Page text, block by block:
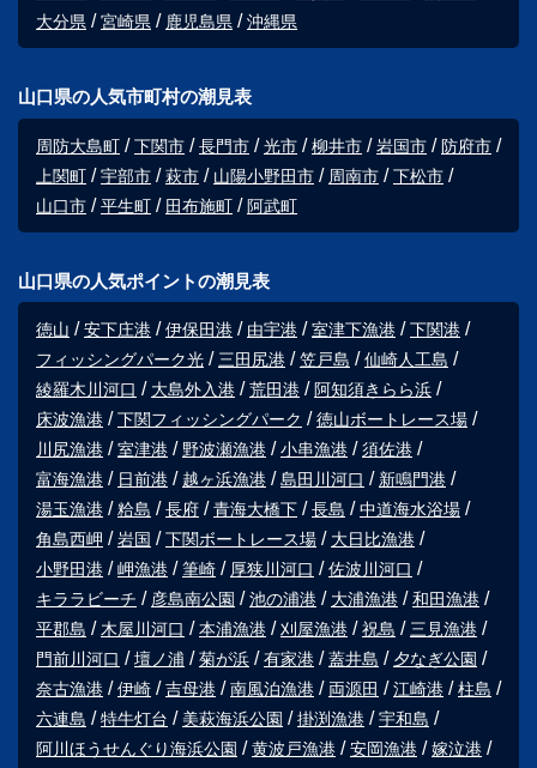
大分県
宮崎県 鹿児島県 沖縄県
山口県の人気市町村の潮見表
周防大島町 下関市 長門市 光市 柳井市 岩国市
防府市
上関町
宇部市 萩市 山陽小野田市 周南市
下松市
山口市
平生町 田布施町 阿武町
山口県の人気ポイントの潮見表
徳山 安下庄港 伊保田港 由宇港 室津下漁港
下関港
フィッシングパーク光
三田尻港 笠戸島
仙崎人工島
綾羅木川河口
大島外入港 荒田港
阿知須きらら浜
床波漁港
下関フィッシングパーク
徳山ボートレース場
川尻漁港
室津港 野波瀬漁港 小串漁港
須佐港
富海漁港
日前港 越ヶ浜漁港 島田川河口
新鳴門港
湯玉漁港
粭島 長府 青海大橋下 長島
中道海水浴場
角島西岬
岩国 下関ボートレース場
大日比漁港
小野田港
岬漁港 筆崎 厚狭川河口
佐波川河口
キララビーチ
彦島南公園 池の浦港 大浦漁港
和田漁港
平郡島
木屋川河口 本浦漁港 刈屋漁港 祝島
三見漁港
門前川河口
壇ノ浦 菊が浜 有家港 蓋井島
夕なぎ公園
奈古漁港
伊崎 吉母港 南風泊漁港 両源田 江崎港
柱島
六連島
特牛灯台 美萩海浜公園 掛渕漁港
宇和島
阿川ほうせんぐり海浜公園
黄波戸漁港 安岡漁港
嫁泣港